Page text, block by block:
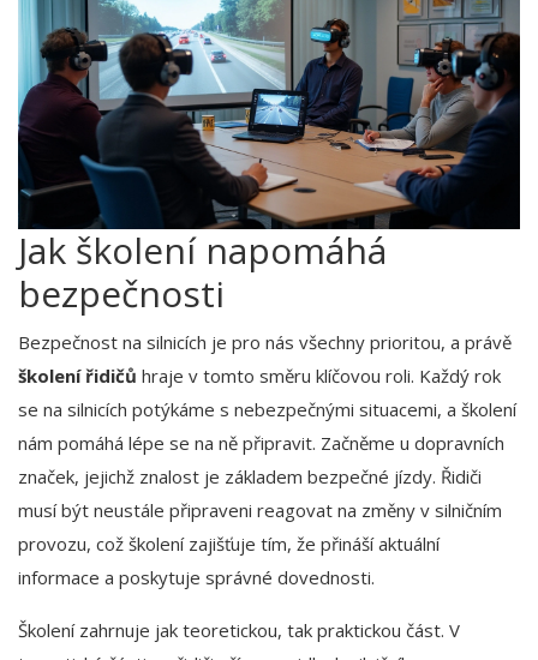
Jak školení napomáhá
bezpečnosti
Bezpečnost na silnicích je pro nás všechny prioritou, a právě
školení řidičů hraje v tomto směru klíčovou roli. Každý rok
se na silnicích potýkáme s nebezpečnými situacemi, a školení
nám pomáhá lépe se na ně připravit. Začněme u dopravních
značek, jejichž znalost je základem bezpečné jízdy. Řidiči
musí být neustále připraveni reagovat na změny v silničním
provozu, což školení zajišťuje tím, že přináší aktuální
informace a poskytuje správné dovednosti.
Školení zahrnuje jak teoretickou, tak praktickou část. V